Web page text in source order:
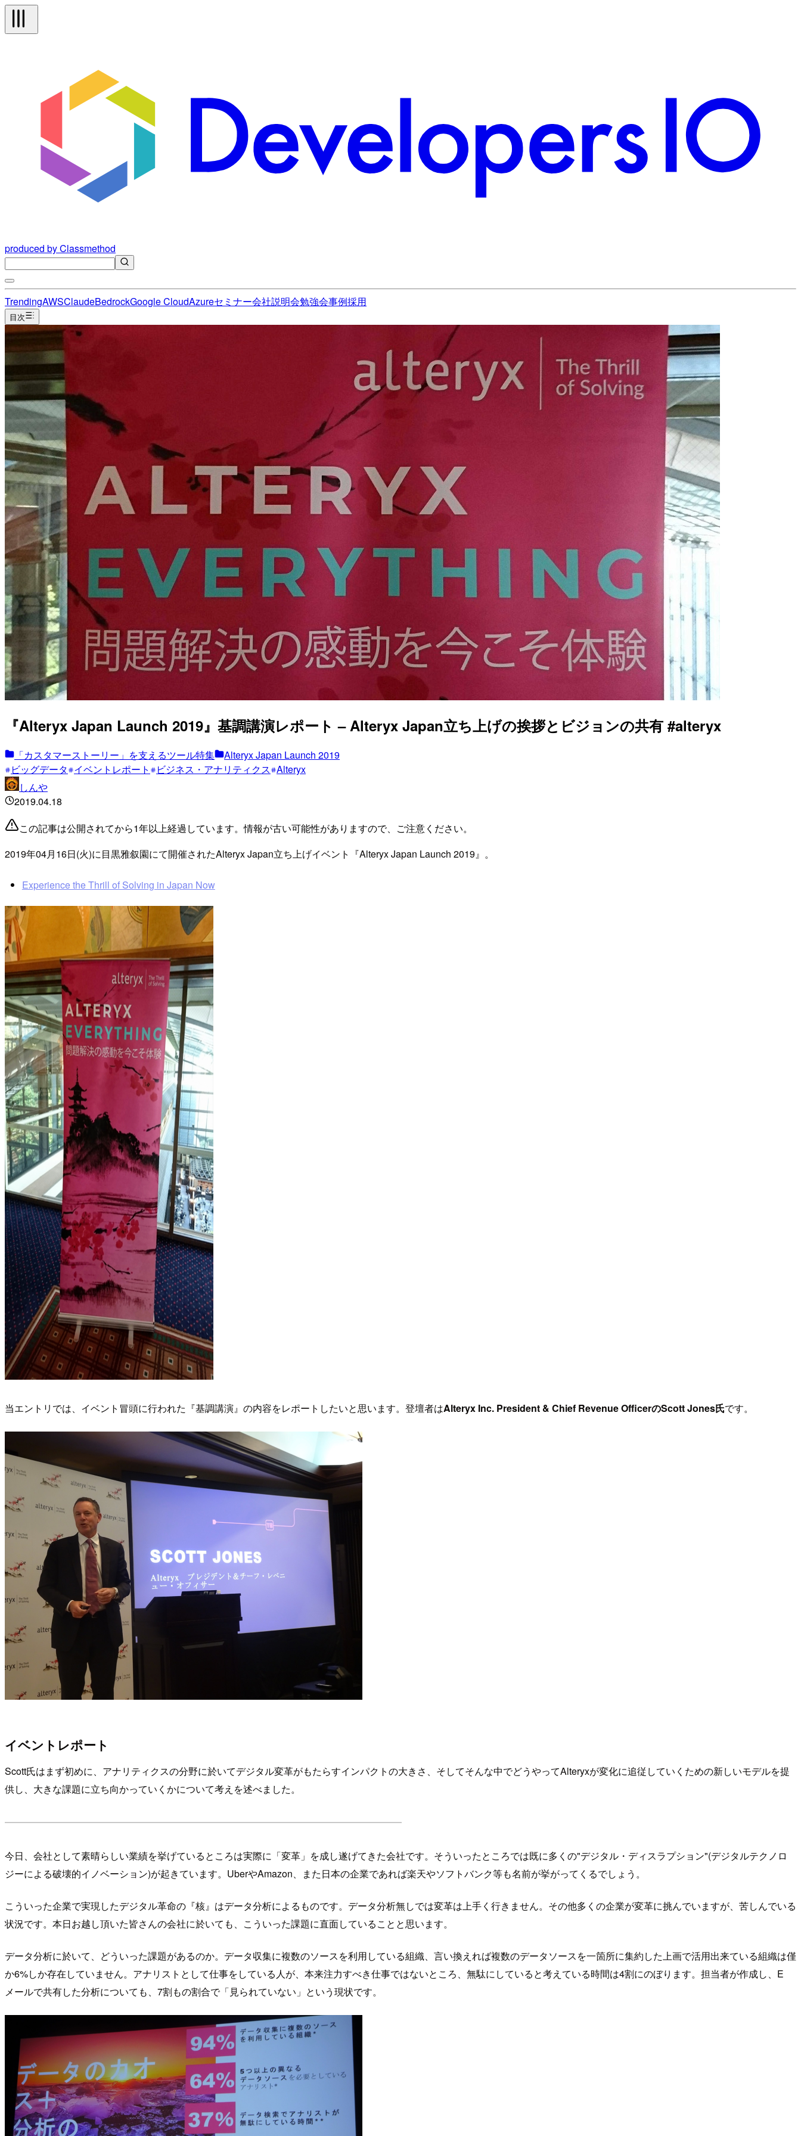
produced by Classmethod
TrendingAWSClaudeBedrockGoogle CloudAzureセミナー会社説明会勉強会事例採用
目次
『Alteryx Japan Launch 2019』基調講演レポート – Alteryx Japan立ち上げの挨拶とビジョンの共有 #alteryx
「カスタマーストーリー」を支えるツール特集
Alteryx Japan Launch 2019
ビッグデータ イベントレポート ビジネス・アナリティクス Alteryx
しんや
2019.04.18
この記事は公開されてから1年以上経過しています。情報が古い可能性がありますので、ご注意ください。
2019年04月16日(火)に目黒雅叙園にて開催されたAlteryx Japan立ち上げイベント『Alteryx Japan Launch 2019』。
Experience the Thrill of Solving in Japan Now
当エントリでは、イベント冒頭に行われた『基調講演』の内容をレポートしたいと思います。登壇者はAlteryx Inc. President & Chief Revenue OfficerのScott Jones氏です。
イベントレポート
Scott氏はまず初めに、アナリティクスの分野に於いてデジタル変革がもたらすインパクトの大きさ、そしてそんな中でどうやってAlteryxが変化に追従していくための新しいモデルを提
供し、大きな課題に立ち向かっていくかについて考えを述べました。
今日、会社として素晴らしい業績を挙げているところは実際に「変革」を成し遂げてきた会社です。そういったところでは既に多くの"デジタル・ディスラプション"(デジタルテクノロ
ジーによる破壊的イノベーション)が起きています。UberやAmazon、また日本の企業であれば楽天やソフトバンク等も名前が挙がってくるでしょう。
こういった企業で実現したデジタル革命の『核』はデータ分析によるものです。データ分析無しでは変革は上手く行きません。その他多くの企業が変革に挑んでいますが、苦しんでいる
状況です。本日お越し頂いた皆さんの会社に於いても、こういった課題に直面していることと思います。
データ分析に於いて、どういった課題があるのか。データ収集に複数のソースを利用している組織、言い換えれば複数のデータソースを一箇所に集約した上画で活用出来ている組織は僅
か6%しか存在していません。アナリストとして仕事をしている人が、本来注力すべき仕事ではないところ、無駄にしていると考えている時間は4割にのぼります。担当者が作成し、E
メールで共有した分析についても、7割もの割合で「見られていない」という現状です。